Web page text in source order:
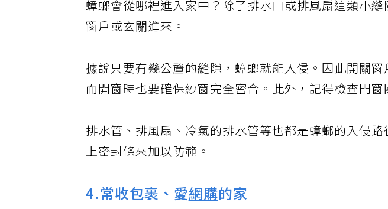
蟑螂會從哪裡進入家中？除了排水口或排風扇這類小
窗戶或玄關進來。
據說只要有幾公釐的縫隙，蟑螂就能入侵。因此開關
而開窗時也要確保紗窗完全密合。此外，記得檢查門窗
排水管、排風扇、冷氣的排水管等也都是蟑螂的入侵
上密封條來加以防範。
4.常收包裹、愛網購的家